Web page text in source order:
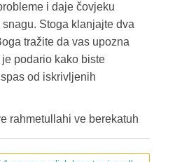
i daje čovjeku
Stoga klanjajte dva
tražite da vas upozna
podario kako biste
od iskrivljenih
rahmetullahi ve berekatuh